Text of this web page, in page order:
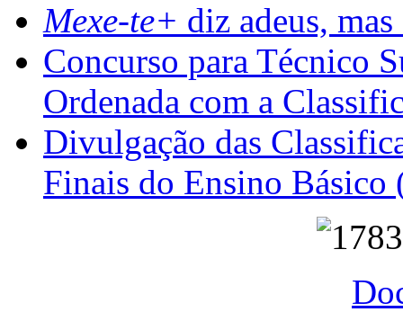
Mexe-te+ diz adeus,
Concurso para Técnico
Ordenada com a
Divulgação das
Finais do Ensino Básico